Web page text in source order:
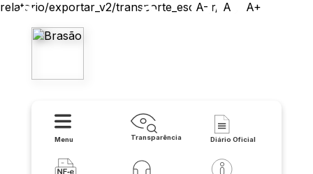
relatorio/exportar_v2/transporte_escolar/csv
A- A A+
Menu Transparência Diário Oficial